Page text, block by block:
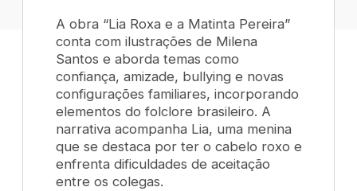
A obra “Lia Roxa e a Matinta Pereira”
conta com ilustrações de Milena
Santos e aborda temas como
confiança, amizade, bullying e novas
configurações familiares, incorporando
elementos do folclore brasileiro. A
narrativa acompanha Lia, uma menina
que se destaca por ter o cabelo roxo e
enfrenta dificuldades de aceitação
entre os colegas.